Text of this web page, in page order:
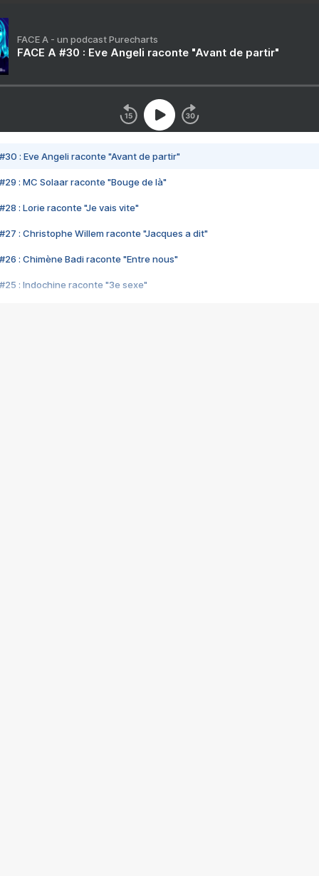
FACE A - un podcast Purecharts
FACE A #30 : Eve Angeli raconte "Avant de partir"
#30 : Eve Angeli raconte "Avant de partir"
#29 : MC Solaar raconte "Bouge de là"
#28 : Lorie raconte "Je vais vite"
#27 : Christophe Willem raconte "Jacques a dit"
#26 : Chimène Badi raconte "Entre nous"
#25 : Indochine raconte "3e sexe"